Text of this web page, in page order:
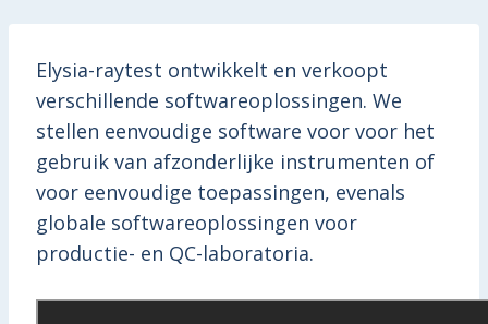
Elysia-raytest ontwikkelt en verkoopt
verschillende softwareoplossingen. We
stellen eenvoudige software voor voor het
gebruik van afzonderlijke instrumenten of
voor eenvoudige toepassingen, evenals
globale softwareoplossingen voor
productie- en QC-laboratoria.